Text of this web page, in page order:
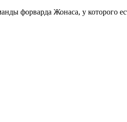
форварда Жонаса, у которого